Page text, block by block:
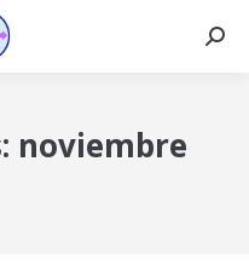
noviembre